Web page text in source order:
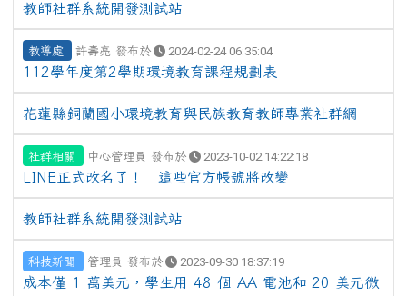
教師社群系統開發測試站
教導處 許壽亮 發布於 2024-02-24 06:35:04
112學年度第2學期環境教育課程規劃表
花蓮縣銅蘭國小環境教育與民族教育教師專業社群網
社群相關 中心管理員 發布於 2023-10-02 14:22:18
LINE正式改名了！ 這些官方帳號將改變
教師社群系統開發測試站
科技新聞 管理員 發布於 2023-09-30 18:37:19
成本僅 1 萬美元，學生用 48 個 AA 電池和 20 美元微